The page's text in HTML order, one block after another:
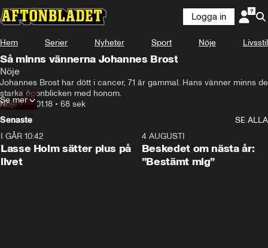
Logga in
Hem Serier Nyheter Sport Nöje Livsstil
Så minns vännerna Johannes Brost
Nöje
Johannes Brost har dött i cancer, 71 år gammal. Hans vänner minns de
starka ögonblicken med honom.
Nöje•05.01.18 • 68 sek
Se mer
Senaste
SE ALLA
I GÅR 10:42
Lasse Holm sätter plus på
livet
4 AUGUSTI
Beskedet om nästa år:
”Bestämt mig”